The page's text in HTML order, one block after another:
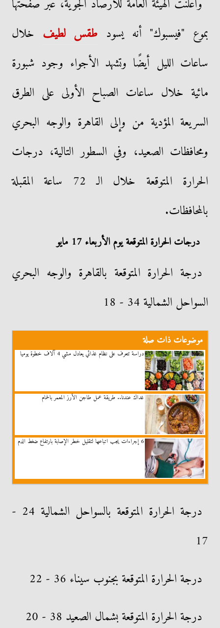
وأعلنت الهيئة العامة للأرصاد الجوية، عبر صفحتها
بموع "فيسبوك" أنه يسود طقس لطيف خلال
ساعات الليل أيضًا وتشهد الأجواء وجود شبورة
مائية خلال ساعات الصباح الأولى على الطرق
السريعة المؤدية من وإلى القاهرة والوجه البحري
ومحافظات الصعيد، وفي السطور التالية، درجات
الحرارة المتوقعة خلال الـ 72 ساعة المقبلة
بالمحافظات.
درجات الحرارة المتوقعة يوم الأربعاء 17 مايو
درجة الحرارة المتوقعة بالقاهرة والوجه البحري
السواحل الشمالية 34 - 18
موضوعات ذات صلة
دراسة تتعرف على نظام غذائي يعادل مشي 4 آلاف خطوة يوميا
غداك عندنا.. طريقة عمل طاجن الأرز المعمر بالحمام
6 إجراءات يجب اتباعها لتقليل خطر الإصابة بارتفاع ضغط الدم
درجة الحرارة المتوقعة بالسواحل الشمالية 24 -
17
درجة الحرارة المتوقعة بجنوب سيناء 36 - 22
درجة الحرارة المتوقعة بشمال الصعيد 38 - 20